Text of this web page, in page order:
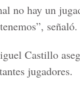
no hay un
señaló.
Castillo
jugadores.